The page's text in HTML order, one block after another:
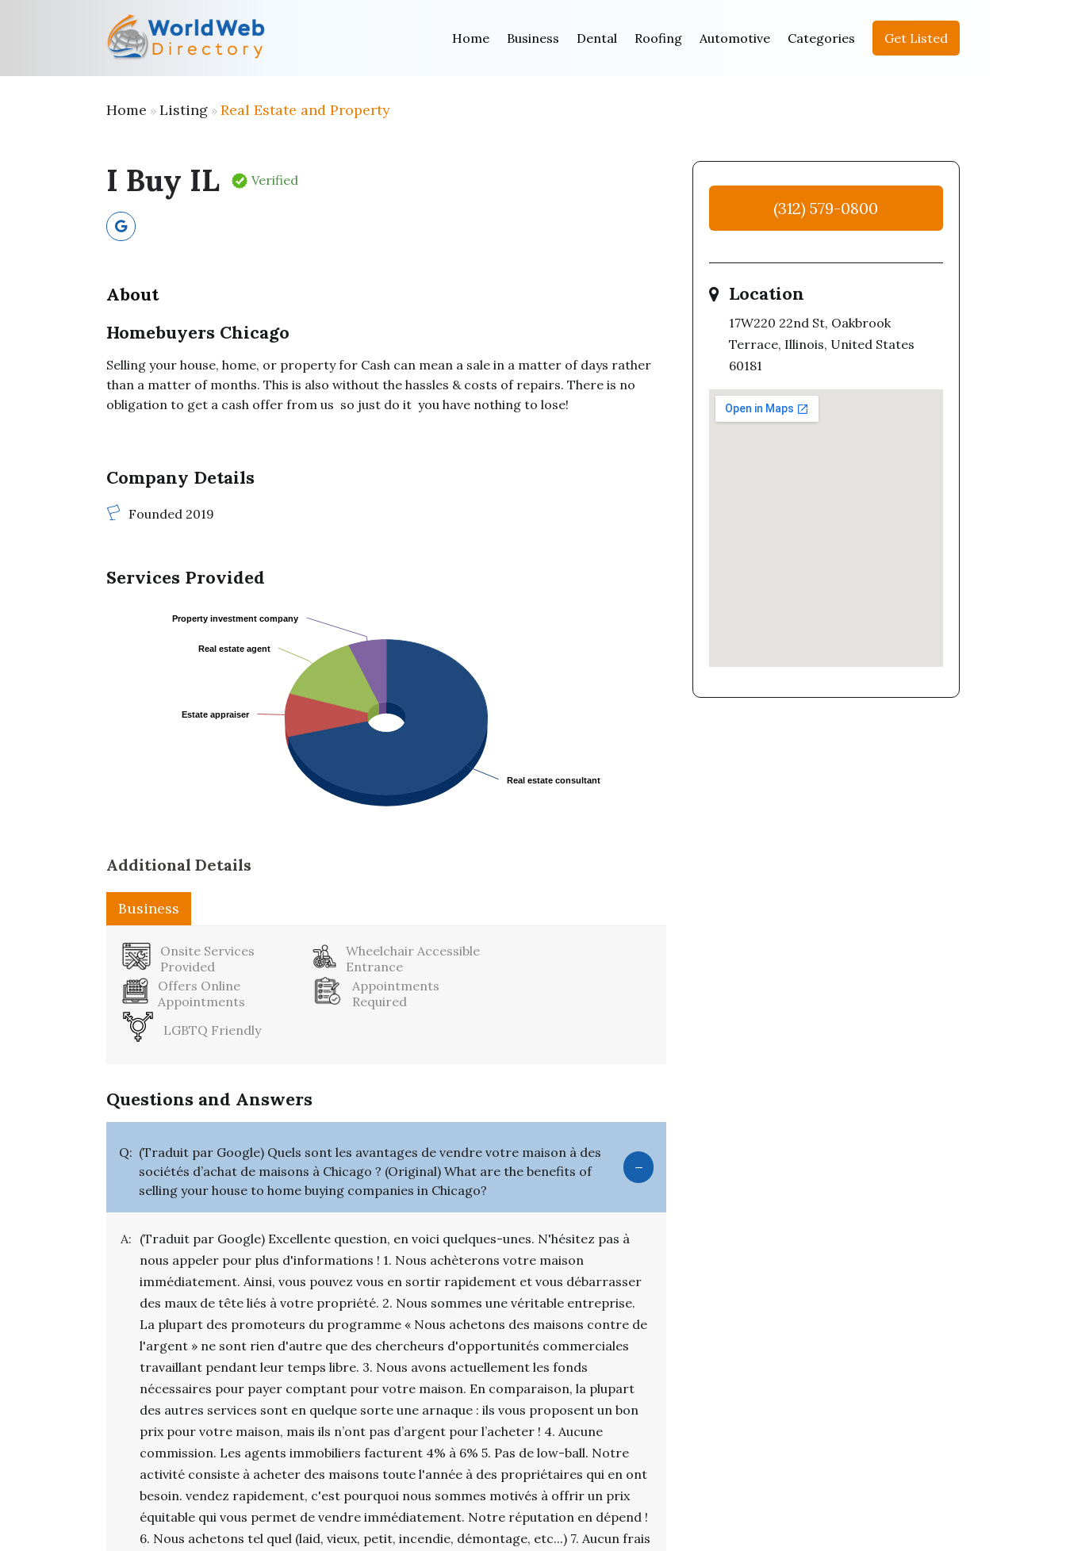
Home Business Dental Roofing Automotive Categories Get Listed
Home »Listing »Real Estate and Property
I Buy IL Verified
About
Homebuyers Chicago
Selling your house, home, or property for Cash can mean a sale in a matter of days rather
than a matter of months. This is also without the hassles & costs of repairs. There is no
obligation to get a cash offer from us  so just do it  you have nothing to lose!
Company Details
Founded 2019
Services Provided
Real estate consultant
Real estate consultant
Estate appraiser
Estate appraiser
Real estate agent
Real estate agent
Property investment company
Property investment company
Additional Details
Business
Onsite Services
Provided
Wheelchair Accessible
Entrance
Offers Online
Appointments
Appointments
Required
LGBTQ Friendly
Questions and Answers
Q: (Traduit par Google) Quels sont les avantages de vendre votre maison à des
sociétés d’achat de maisons à Chicago ? (Original) What are the benefits of
selling your house to home buying companies in Chicago?
A: (Traduit par Google) Excellente question, en voici quelques-unes. N'hésitez pas à
nous appeler pour plus d'informations ! 1. Nous achèterons votre maison
immédiatement. Ainsi, vous pouvez vous en sortir rapidement et vous débarrasser
des maux de tête liés à votre propriété. 2. Nous sommes une véritable entreprise.
La plupart des promoteurs du programme « Nous achetons des maisons contre de
l'argent » ne sont rien d'autre que des chercheurs d'opportunités commerciales
travaillant pendant leur temps libre. 3. Nous avons actuellement les fonds
nécessaires pour payer comptant pour votre maison. En comparaison, la plupart
des autres services sont en quelque sorte une arnaque : ils vous proposent un bon
prix pour votre maison, mais ils n’ont pas d’argent pour l’acheter ! 4. Aucune
commission. Les agents immobiliers facturent 4% à 6% 5. Pas de low-ball. Notre
activité consiste à acheter des maisons toute l'année à des propriétaires qui en ont
besoin. vendez rapidement, c'est pourquoi nous sommes motivés à offrir un prix
équitable qui vous permet de vendre immédiatement. Notre réputation en dépend !
6. Nous achetons tel quel (laid, vieux, petit, incendie, démontage, etc...) 7. Aucun frais
(312) 579-0800
Location
17W220 22nd St, Oakbrook
Terrace, Illinois, United States
60181